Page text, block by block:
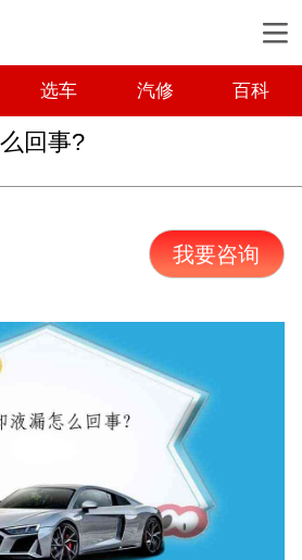
选车 汽修 百科
回事?
我要咨询